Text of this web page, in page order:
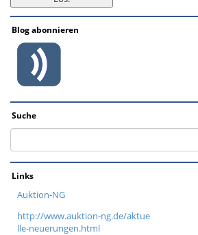
Blog abonnieren
Suche
Links
Auktion-NG
http://www.auktion-ng.de/aktue
lle-neuerungen.html